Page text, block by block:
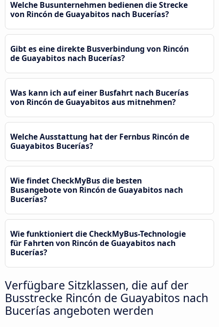
Welche Busunternehmen bedienen die Strecke
von Rincón de Guayabitos nach Bucerías?
Gibt es eine direkte Busverbindung von Rincón
de Guayabitos nach Bucerías?
Was kann ich auf einer Busfahrt nach Bucerías
von Rincón de Guayabitos aus mitnehmen?
Welche Ausstattung hat der Fernbus Rincón de
Guayabitos Bucerías?
Wie findet CheckMyBus die besten
Busangebote von Rincón de Guayabitos nach
Bucerías?
Wie funktioniert die CheckMyBus-Technologie
für Fahrten von Rincón de Guayabitos nach
Bucerías?
Verfügbare Sitzklassen, die auf der
Busstrecke Rincón de Guayabitos nach
Bucerías angeboten werden